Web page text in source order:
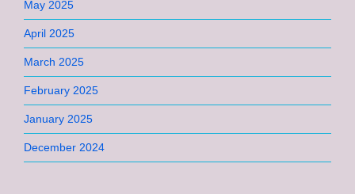
May 2025
April 2025
March 2025
February 2025
January 2025
December 2024